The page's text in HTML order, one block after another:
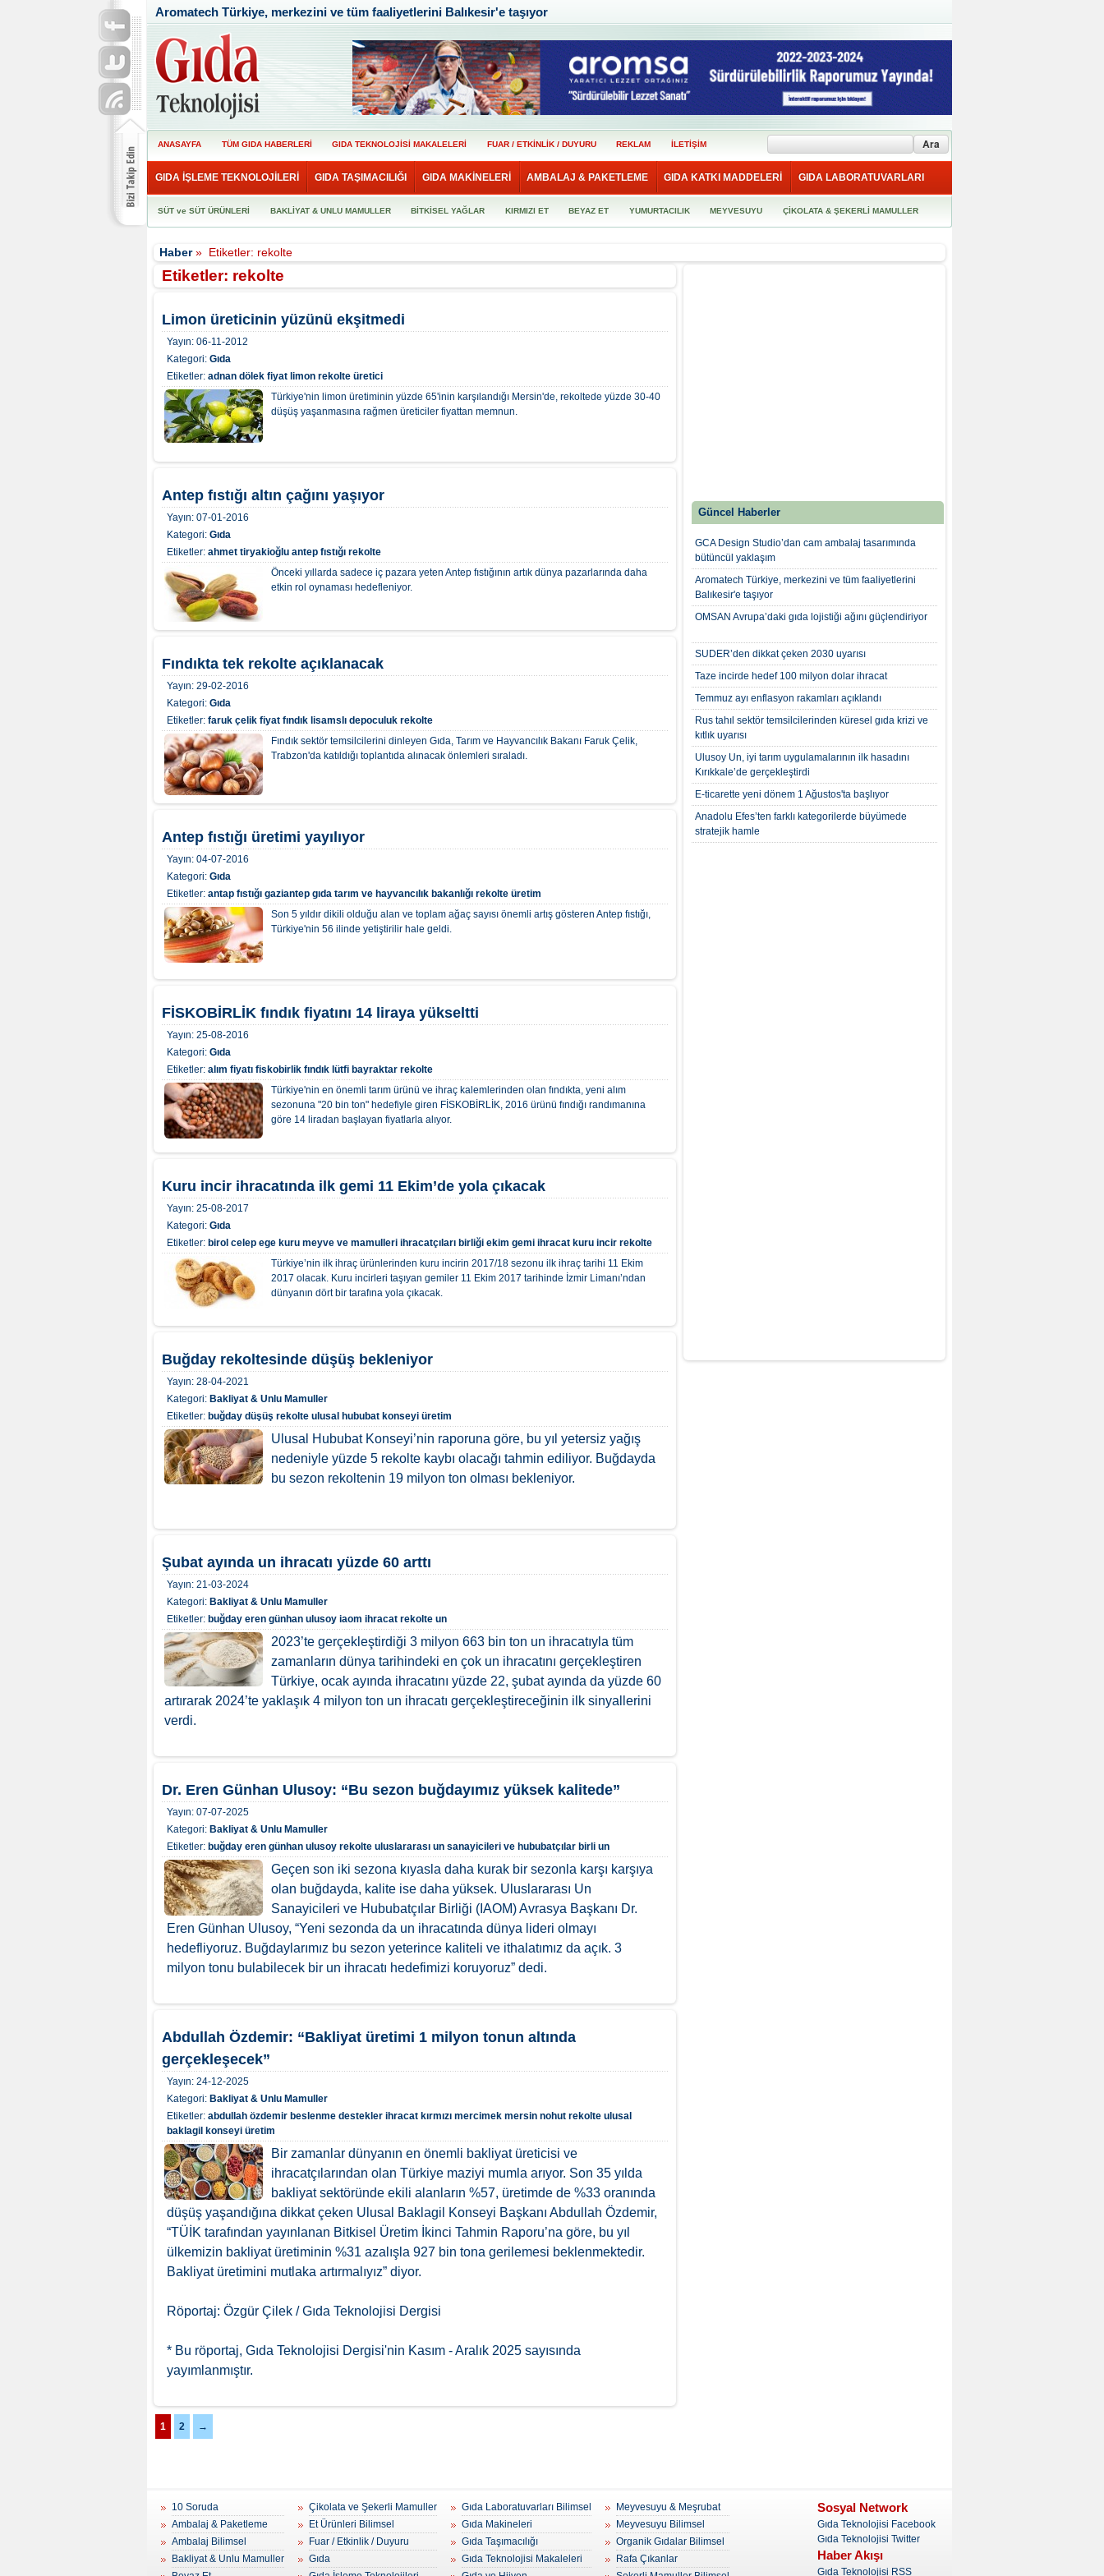
Aromatech Türkiye, merkezini ve tüm faaliyetlerini Balıkesir'e taşıyor
ANASAYFA TÜM GIDA HABERLERİ GIDA TEKNOLOJİSİ MAKALELERİ FUAR / ETKİNLİK / DUYURU REKLAM İLETİŞİM
GIDA İŞLEME TEKNOLOJİLERİ GIDA TAŞIMACILIĞI GIDA MAKİNELERİ AMBALAJ & PAKETLEME GIDA KATKI MADDELERİ GIDA LABORATUVARLARI
SÜT ve SÜT ÜRÜNLERİ BAKLİYAT & UNLU MAMULLER BİTKİSEL YAĞLAR KIRMIZI ET BEYAZ ET YUMURTACILIK MEYVESUYU ÇİKOLATA & ŞEKERLİ MAMULLER
Haber» Etiketler: rekolte
Güncel Haberler
GCA Design Studio’dan cam ambalaj tasarımında
bütüncül yaklaşım
Aromatech Türkiye, merkezini ve tüm faaliyetlerini
Balıkesir'e taşıyor
OMSAN Avrupa’daki gıda lojistiği ağını güçlendiriyor
SUDER’den dikkat çeken 2030 uyarısı
Taze incirde hedef 100 milyon dolar ihracat
Temmuz ayı enflasyon rakamları açıklandı
Rus tahıl sektör temsilcilerinden küresel gıda krizi ve
kıtlık uyarısı
Ulusoy Un, iyi tarım uygulamalarının ilk hasadını
Kırıkkale’de gerçekleştirdi
E-ticarette yeni dönem 1 Ağustos'ta başlıyor
Anadolu Efes’ten farklı kategorilerde büyümede
stratejik hamle
Etiketler: rekolte
Limon üreticinin yüzünü ekşitmedi
Yayın: 06-11-2012
Kategori: Gıda
Etiketler: adnan dölek fiyat limon rekolte üretici
Türkiye'nin limon üretiminin yüzde 65'inin karşılandığı Mersin'de, rekoltede yüzde 30-40
düşüş yaşanmasına rağmen üreticiler fiyattan memnun.
Antep fıstığı altın çağını yaşıyor
Yayın: 07-01-2016
Kategori: Gıda
Etiketler: ahmet tiryakioğlu antep fıstığı rekolte
Önceki yıllarda sadece iç pazara yeten Antep fıstığının artık dünya pazarlarında daha
etkin rol oynaması hedefleniyor.
Fındıkta tek rekolte açıklanacak
Yayın: 29-02-2016
Kategori: Gıda
Etiketler: faruk çelik fiyat fındık lisamslı depoculuk rekolte
Fındık sektör temsilcilerini dinleyen Gıda, Tarım ve Hayvancılık Bakanı Faruk Çelik,
Trabzon'da katıldığı toplantıda alınacak önlemleri sıraladı.
Antep fıstığı üretimi yayılıyor
Yayın: 04-07-2016
Kategori: Gıda
Etiketler: antap fıstığı gaziantep gıda tarım ve hayvancılık bakanlığı rekolte üretim
Son 5 yıldır dikili olduğu alan ve toplam ağaç sayısı önemli artış gösteren Antep fıstığı,
Türkiye'nin 56 ilinde yetiştirilir hale geldi.
FİSKOBİRLİK fındık fiyatını 14 liraya yükseltti
Yayın: 25-08-2016
Kategori: Gıda
Etiketler: alım fiyatı fiskobirlik fındık lütfi bayraktar rekolte
Türkiye'nin en önemli tarım ürünü ve ihraç kalemlerinden olan fındıkta, yeni alım
sezonuna "20 bin ton" hedefiyle giren FİSKOBİRLİK, 2016 ürünü fındığı randımanına
göre 14 liradan başlayan fiyatlarla alıyor.
Kuru incir ihracatında ilk gemi 11 Ekim’de yola çıkacak
Yayın: 25-08-2017
Kategori: Gıda
Etiketler: birol celep ege kuru meyve ve mamulleri ihracatçıları birliği ekim gemi ihracat kuru incir rekolte
Türkiye’nin ilk ihraç ürünlerinden kuru incirin 2017/18 sezonu ilk ihraç tarihi 11 Ekim
2017 olacak. Kuru incirleri taşıyan gemiler 11 Ekim 2017 tarihinde İzmir Limanı’ndan
dünyanın dört bir tarafına yola çıkacak.
Buğday rekoltesinde düşüş bekleniyor
Yayın: 28-04-2021
Kategori: Bakliyat & Unlu Mamuller
Etiketler: buğday düşüş rekolte ulusal hububat konseyi üretim
Ulusal Hububat Konseyi’nin raporuna göre, bu yıl yetersiz yağış
nedeniyle yüzde 5 rekolte kaybı olacağı tahmin ediliyor. Buğdayda
bu sezon rekoltenin 19 milyon ton olması bekleniyor.
Şubat ayında un ihracatı yüzde 60 arttı
Yayın: 21-03-2024
Kategori: Bakliyat & Unlu Mamuller
Etiketler: buğday eren günhan ulusoy iaom ihracat rekolte un
2023’te gerçekleştirdiği 3 milyon 663 bin ton un ihracatıyla tüm
zamanların dünya tarihindeki en çok un ihracatını gerçekleştiren
Türkiye, ocak ayında ihracatını yüzde 22, şubat ayında da yüzde 60
artırarak 2024’te yaklaşık 4 milyon ton un ihracatı gerçekleştireceğinin ilk sinyallerini
verdi.
Dr. Eren Günhan Ulusoy: “Bu sezon buğdayımız yüksek kalitede”
Yayın: 07-07-2025
Kategori: Bakliyat & Unlu Mamuller
Etiketler: buğday eren günhan ulusoy rekolte uluslararası un sanayicileri ve hububatçılar birli un
Geçen son iki sezona kıyasla daha kurak bir sezonla karşı karşıya
olan buğdayda, kalite ise daha yüksek. Uluslararası Un
Sanayicileri ve Hububatçılar Birliği (IAOM) Avrasya Başkanı Dr.
Eren Günhan Ulusoy, “Yeni sezonda da un ihracatında dünya lideri olmayı
hedefliyoruz. Buğdaylarımız bu sezon yeterince kaliteli ve ithalatımız da açık. 3
milyon tonu bulabilecek bir un ihracatı hedefimizi koruyoruz” dedi.
Abdullah Özdemir: “Bakliyat üretimi 1 milyon tonun altında
gerçekleşecek”
Yayın: 24-12-2025
Kategori: Bakliyat & Unlu Mamuller
Etiketler: abdullah özdemir beslenme destekler ihracat kırmızı mercimek mersin nohut rekolte ulusal
baklagil konseyi üretim
Bir zamanlar dünyanın en önemli bakliyat üreticisi ve
ihracatçılarından olan Türkiye maziyi mumla arıyor. Son 35 yılda
bakliyat sektöründe ekili alanların %57, üretimde de %33 oranında
düşüş yaşandığına dikkat çeken Ulusal Baklagil Konseyi Başkanı Abdullah Özdemir,
“TÜİK tarafından yayınlanan Bitkisel Üretim İkinci Tahmin Raporu’na göre, bu yıl
ülkemizin bakliyat üretiminin %31 azalışla 927 bin tona gerilemesi beklenmektedir.
Bakliyat üretimini mutlaka artırmalıyız” diyor.
Röportaj: Özgür Çilek / Gıda Teknolojisi Dergisi
* Bu röportaj, Gıda Teknolojisi Dergisi'nin Kasım - Aralık 2025 sayısında
yayımlanmıştır.
1 2 →
10 Soruda
Ambalaj & Paketleme
Ambalaj Bilimsel
Bakliyat & Unlu Mamuller
Çikolata ve Şekerli Mamuller
Et Ürünleri Bilimsel
Fuar / Etkinlik / Duyuru
Gıda
Gıda Laboratuvarları Bilimsel
Gıda Makineleri
Gıda Taşımacılığı
Gıda Teknolojisi Makaleleri
Meyvesuyu & Meşrubat
Meyvesuyu Bilimsel
Organik Gıdalar Bilimsel
Rafa Çıkanlar
Sosyal Network
Gıda Teknolojisi Facebook
Gıda Teknolojisi Twitter
Haber Akışı
Gıda Teknolojisi RSS